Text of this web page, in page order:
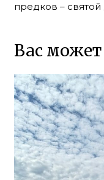
предков –
Вас может